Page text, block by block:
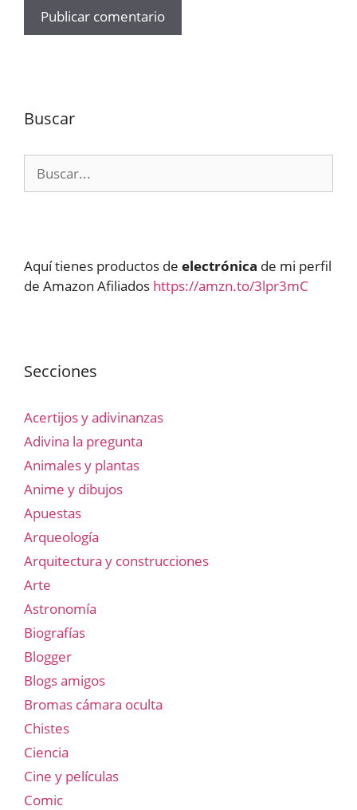
Buscar
Aquí tienes productos de electrónica de mi perfil
de Amazon Afiliados https://amzn.to/3lpr3mC
Secciones
Acertijos y adivinanzas
Adivina la pregunta
Animales y plantas
Anime y dibujos
Apuestas
Arqueología
Arquitectura y construcciones
Arte
Astronomía
Biografías
Blogger
Blogs amigos
Bromas cámara oculta
Chistes
Ciencia
Cine y películas
Comic